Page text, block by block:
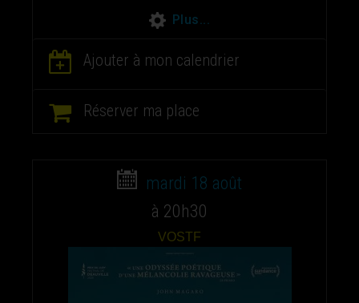
Plus...
Ajouter à mon calendrier
Réserver ma place
mardi 18 août
à 20h30
VOSTF